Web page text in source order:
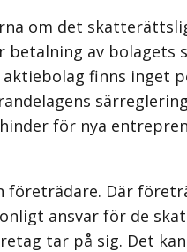
om det
av
finns inget
för nya
Där
ansvar för de
tar på sig. Det